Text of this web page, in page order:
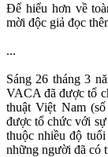
Để hiểu hơn về
mời độc giả đọc
...
Sáng 26 tháng 3
VACA đã được tổ
thuật Việt Nam
được tổ chức với
thuộc nhiều độ
những người đã có